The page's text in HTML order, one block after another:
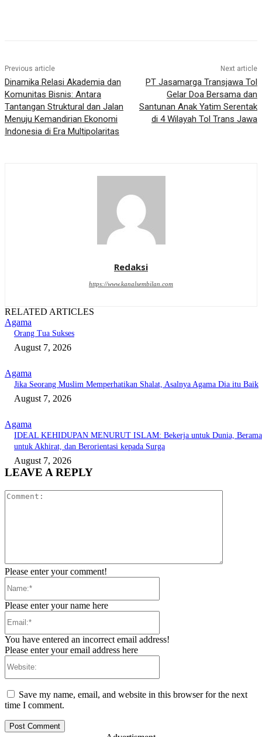
Previous article
Dinamika Relasi Akademia dan
Komunitas Bisnis: Antara
Tantangan Struktural dan Jalan
Menuju Kemandirian Ekonomi
Indonesia di Era Multipolaritas
Next article
PT Jasamarga Transjawa Tol
Gelar Doa Bersama dan
Santunan Anak Yatim Serentak
di 4 Wilayah Tol Trans Jawa
Redaksi
https://www.kanalsembilan.com
RELATED ARTICLES
Agama
Orang Tua Sukses
August 7, 2026
Agama
Jika Seorang Muslim Memperhatikan Shalat, Asalnya Agama Dia itu Baik
August 7, 2026
Agama
IDEAL KEHIDUPAN MENURUT ISLAM: Bekerja untuk Dunia,
untuk Akhirat, dan Berorientasi kepada Surga
August 7, 2026
LEAVE A REPLY
Please enter your comment!
Please enter your name here
You have entered an incorrect email address!
Please enter your email address here
Save my name, email, and website in this browser for the next
time I comment.